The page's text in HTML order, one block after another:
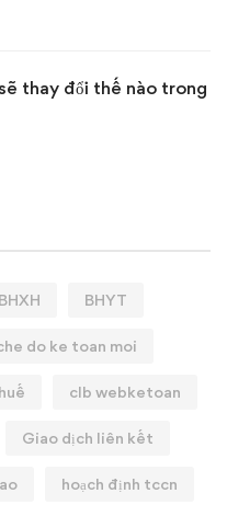
thay đổi thế nào trong
BHXH BHYT
do ke toan moi
clb webketoan
Giao dịch liên kết
hoạch định tccn